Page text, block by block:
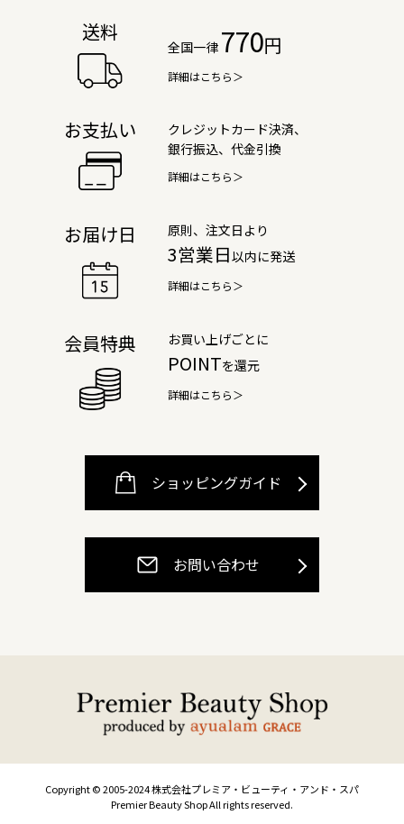
送料
全国一律 770円
詳細はこちら＞
お支払い
クレジットカード決済、
銀行振込、代金引換
詳細はこちら＞
お届け日 原則、注文日より
3営業日以内に発送
詳細はこちら＞
会員特典 お買い上げごとに
POINTを還元
詳細はこちら＞
ショッピングガイド
お問い合わせ
Copyright © 2005-2024 株式会社プレミア・ビューティ・アンド・スパ
Premier Beauty Shop All rights reserved.